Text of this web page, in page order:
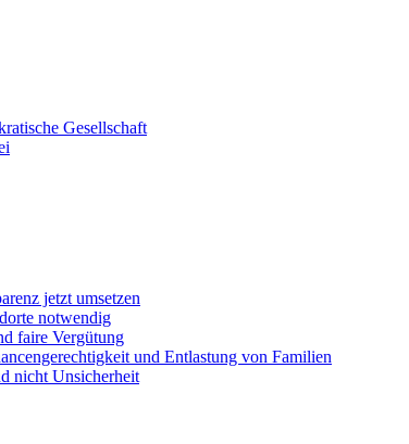
Gesellschaft
jetzt umsetzen
notwendig
faire Vergütung
und Entlastung von Familien
nicht Unsicherheit